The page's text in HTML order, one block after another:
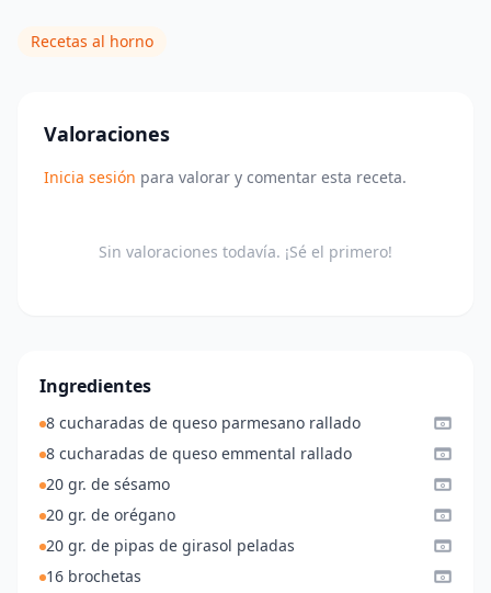
Recetas al horno
Valoraciones
Inicia sesión para valorar y comentar esta receta.
Sin valoraciones todavía. ¡Sé el primero!
Ingredientes
8 cucharadas de queso parmesano rallado
8 cucharadas de queso emmental rallado
20 gr. de sésamo
20 gr. de orégano
20 gr. de pipas de girasol peladas
16 brochetas